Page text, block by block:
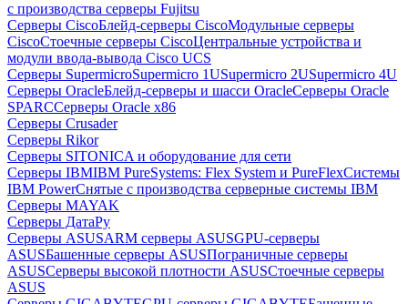
с производства серверы Fujitsu
Серверы CiscoБлейд-серверы CiscoМодульные серверы
CiscoСтоечные серверы CiscoЦентральные устройства и
модули ввода-вывода Cisco UCS
Серверы SupermicroSupermicro 1USupermicro 2USupermicro 4U
Серверы OracleБлейд-серверы и шасси OracleСерверы Oracle
SPARCСерверы Oracle x86
Серверы Crusader
Серверы Rikor
Серверы SITONICA и оборудование для сети
Серверы IBMIBM PureSystems: Flex System и PureFlexСистемы
IBM PowerСнятые с производства серверные системы IBM
Серверы MAYAK
Серверы ДатаРу
Серверы ASUSARM серверы ASUSGPU-серверы
ASUSБашенные серверы ASUSПограничные серверы
ASUSСерверы высокой плотности ASUSСтоечные серверы
ASUS